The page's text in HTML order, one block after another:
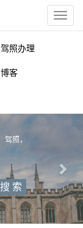
驾照办理
博客